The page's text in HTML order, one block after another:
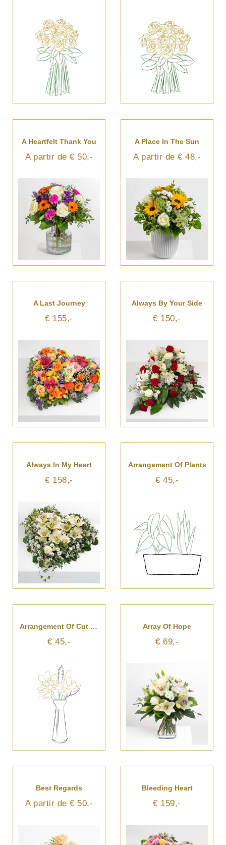
A Heartfelt Thank You
A partir de € 50,-
A Place In The Sun
A partir de € 48,-
A Last Journey
€ 155,-
Always By Your Side
€ 150,-
Always In My Heart
€ 158,-
Arrangement Of Plants
€ 45,-
Arrangement Of Cut Flowers
€ 45,-
Array Of Hope
€ 69,-
Best Regards
A partir de € 50,-
Bleeding Heart
€ 159,-